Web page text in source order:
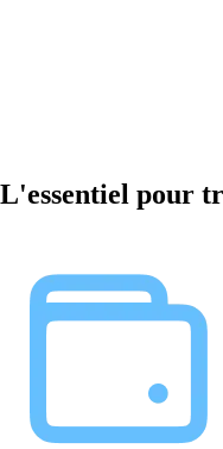
L'essentiel pour